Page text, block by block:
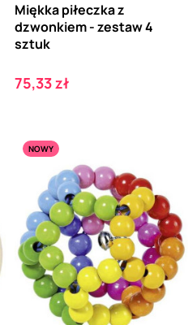
Miękka piłeczka z
dzwonkiem - zestaw 4
sztuk
Cena
75,33 zł
NOWY